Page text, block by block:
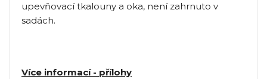
upevňovací tkalouny a oka, není zahrnuto v
sadách.
Více informací - přílohy